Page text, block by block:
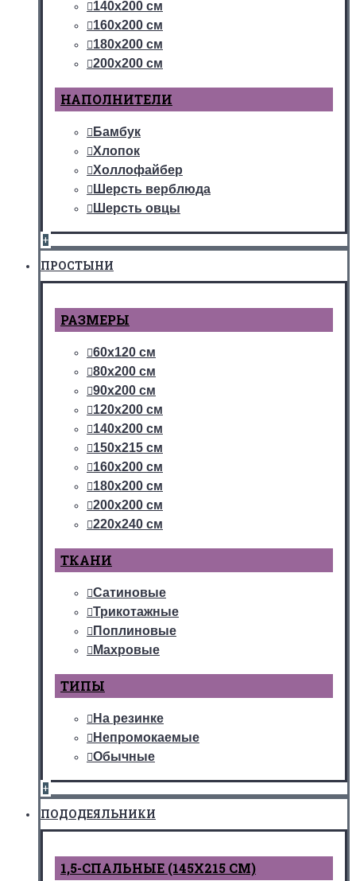
140х200 см
160х200 см
180х200 см
200х200 см
НАПОЛНИТЕЛИ
Бамбук
Хлопок
Холлофайбер
Шерсть верблюда
Шерсть овцы
+
ПРОСТЫНИ
РАЗМЕРЫ
60х120 см
80х200 см
90х200 см
120х200 см
140х200 см
150х215 см
160х200 см
180х200 см
200х200 см
220х240 см
ТКАНИ
Сатиновые
Трикотажные
Поплиновые
Махровые
ТИПЫ
На резинке
Непромокаемые
Обычные
+
ПОДОДЕЯЛЬНИКИ
1,5-СПАЛЬНЫЕ (145Х215 СМ)